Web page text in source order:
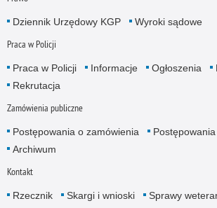
Dziennik Urzędowy KGP Wyroki sądowe
Praca w Policji
Praca w Policji Informacje Ogłoszenia
Rekrutacja
Zamówienia publiczne
Postępowania o zamówienia
Archiwum
Kontakt
Rzecznik Skargi i wnioski Sprawy